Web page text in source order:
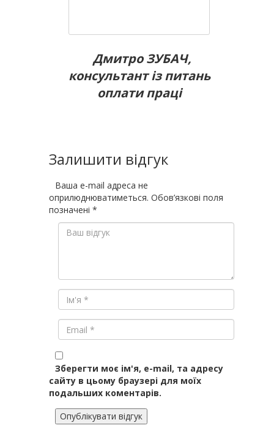
Дмитро ЗУБАЧ,
консультант із питань
оплати праці
Залишити відгук
Ваша e-mail адреса не
оприлюднюватиметься. Обов’язкові поля
позначені *
Зберегти моє ім'я, e-mail, та адресу
сайту в цьому браузері для моїх
подальших коментарів.